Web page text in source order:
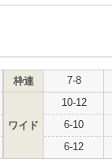
枠連 7-8
ワイド
10-12
6-10
6-12